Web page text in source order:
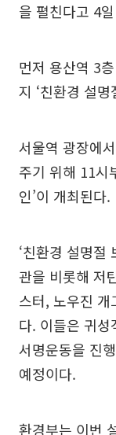
을 펼친다고 4
먼저 용산역 3
지 ‘친환경 설
서울역 광장에
주기 위해 11시
인’이 개최된다.
‘친환경 설명절
관을 비롯해 저
스터, 노우진
다. 이들은 귀성
서명운동을 진
예정이다.
환경부는 이번